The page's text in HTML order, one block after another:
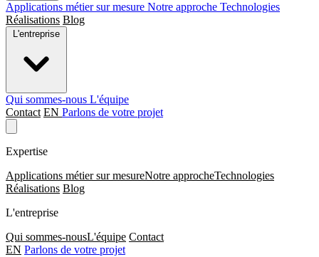
Applications métier sur mesure Notre approche Technologies
Réalisations Blog
Qui sommes-nous L'équipe
Contact EN Parlons de votre projet
Expertise
Applications métier sur mesureNotre approcheTechnologies
Réalisations Blog
L'entreprise
Qui sommes-nousL'équipe Contact
EN Parlons de votre projet